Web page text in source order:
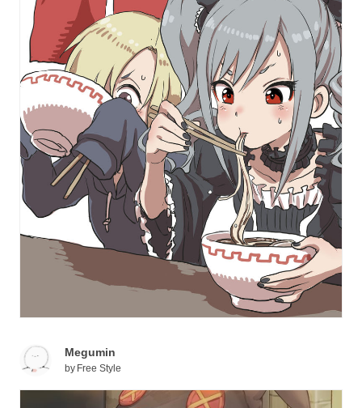
Megumin
by Free Style